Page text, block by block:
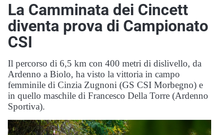
La Camminata dei Cincett
diventa prova di Campionato
CSI
Il percorso di 6,5 km con 400 metri di dislivello, da
Ardenno a Biolo, ha visto la vittoria in campo
femminile di Cinzia Zugnoni (GS CSI Morbegno) e
in quello maschile di Francesco Della Torre (Ardenno
Sportiva).